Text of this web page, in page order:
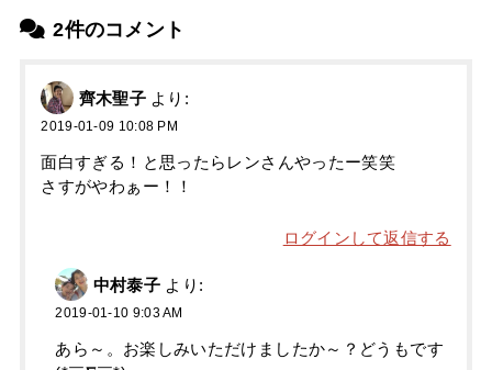
2件のコメント
齊木聖子 より:
2019-01-09 10:08 PM
面白すぎる！と思ったらレンさんやったー笑笑
さすがやわぁー！！
ログインして返信する
中村泰子 より:
2019-01-10 9:03 AM
あら～。お楽しみいただけましたか～？どうもです